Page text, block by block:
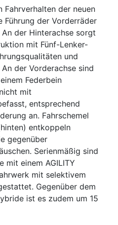
Fahrverhalten der neuen
Führung der Vorderräder
der Hinterachse sorgt
mit Fünf-Lenker-
und
der Vorderachse sind
Federbein
mit
entsprechend
an. Fahrschemel
entkoppeln
gegenüber
Serienmäßig sind
mit einem AGILITY
mit selektivem
Gegenüber dem
ist es zudem um 15